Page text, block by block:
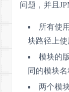
问题，并且
所有使用
块路径上使
模块的
同的模块
两个模